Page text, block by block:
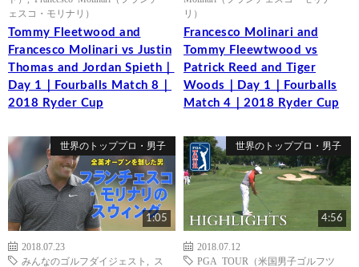
ェスコ・モリナリ）
Tommy Fleetwood and
Francesco Molinari vs Justin
Thomas and Jordan Spieth｜
Day 1｜Fourballs Match 8｜
2018 Ryder Cup
リ）
Francesco Molinari and
Tommy Fleewtwood vs
Patrick Reed and Tiger
Woods｜Day 1｜Fourballs
Match 4｜2018 Ryder Cup
世界のトッププロ・男子
1:05
2018.07.23
みんなのゴルフダイジェスト
ス
世界のトッププロ・男子
4:56
2018.07.12
PGA TOUR（米国男子ゴルフツ